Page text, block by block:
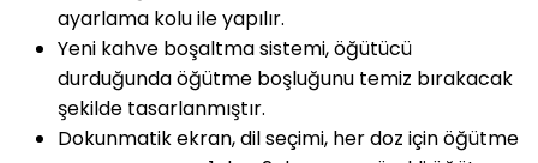
ayarlama kolu ile yapılır.
Yeni kahve boşaltma sistemi, öğütücü
durduğunda öğütme boşluğunu temiz bırakacak
şekilde tasarlanmıştır.
Dokunmatik ekran, dil seçimi, her doz için öğütme